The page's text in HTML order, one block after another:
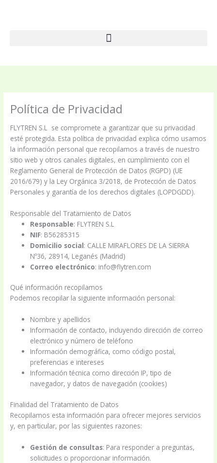
Política de Privacidad
FLYTREN S.L se compromete a garantizar que su privacidad
esté protegida. Esta política de privacidad explica cómo usamos
la información personal que recopilamos a través de nuestro
sitio web y otros canales digitales, en cumplimiento con el
Reglamento General de Protección de Datos (RGPD) (UE
2016/679) y la Ley Orgánica 3/2018, de Protección de Datos
Personales y garantía de los derechos digitales (LOPDGDD).
Responsable del Tratamiento de Datos
Responsable: FLYTREN S.L
NIF: B56285315
Domicilio social: CALLE MIRAFLORES DE LA SIERRA
Nº36, 28914, Leganés (Madrid)
Correo electrónico: info@flytren.com
Qué información recopilamos
Podemos recopilar la siguiente información personal:
Nombre y apellidos
Información de contacto, incluyendo dirección de correo
electrónico y número de teléfono
Información demográfica, como código postal,
preferencias e intereses
Información técnica como dirección IP, tipo de
navegador, y datos de navegación (cookies)
Finalidad del Tratamiento de Datos
Recopilamos esta información para ofrecer mejores servicios
y, en particular, por las siguientes razones:
Gestión de consultas: Para responder a preguntas,
solicitudes o proporcionar información.